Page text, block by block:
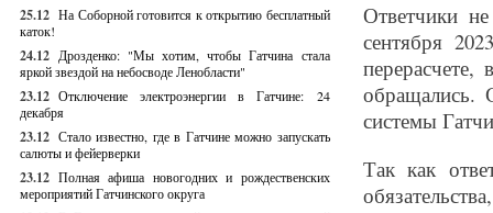
25.12 На Соборной готовится к открытию бесплатный
каток!
24.12 Дрозденко: "Мы хотим, чтобы Гатчина стала
яркой звездой на небосводе Ленобласти"
23.12 Отключение электроэнергии в Гатчине: 24
декабря
23.12 Стало известно, где в Гатчине можно запускать
салюты и фейерверки
23.12 Полная афиша новогодних и рождественских
мероприятий Гатчинского округа
Ответчики
сентября
обращались.
системы
Так как